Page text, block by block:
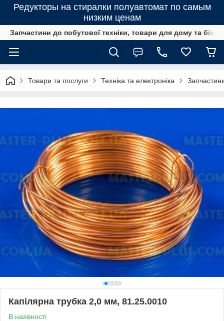
Редукторы на стиралки полуавтомат по самым
низким ценам
Запчастини до побутової техніки, товари для дому та
Товари та послуги Техніка та електроніка
Капілярна трубка 2,0 мм, 81.25.0010
В наявності